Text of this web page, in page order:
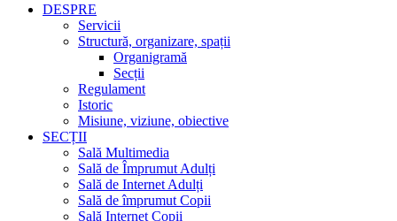
DESPRE
Servicii
Structură, organizare, spații
Organigramă
Secții
Regulament
Istoric
Misiune, viziune, obiective
SECȚII
Sală Multimedia
Sală de Împrumut Adulți
Sală de Internet Adulți
Sală de împrumut Copii
Sală Internet Copii